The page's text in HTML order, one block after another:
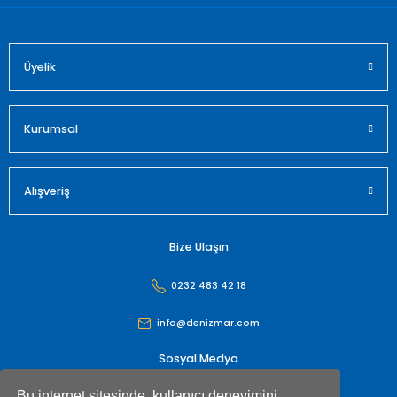
Üyelik
Kurumsal
Alışveriş
Bize Ulaşın
0232 483 42 18
info@denizmar.com
Sosyal Medya